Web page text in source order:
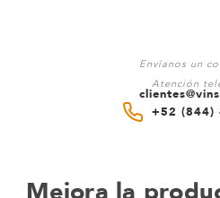
Envíanos un
Atención
+52 (844)